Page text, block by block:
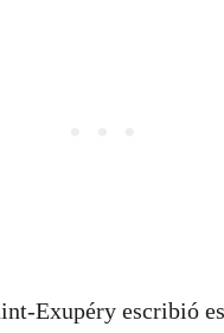
Exupéry escribió